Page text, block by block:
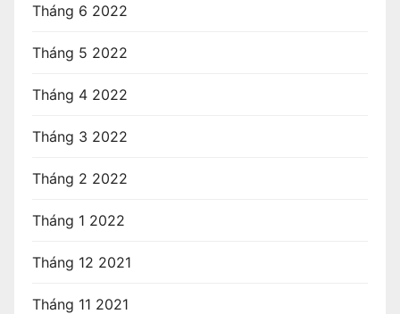
Tháng 6 2022
Tháng 5 2022
Tháng 4 2022
Tháng 3 2022
Tháng 2 2022
Tháng 1 2022
Tháng 12 2021
Tháng 11 2021